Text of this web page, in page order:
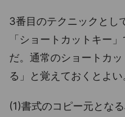
3番目のテクニックとし
「ショートカットキー
だ。通常のショートカ
る」と覚えておくとよい
(1)書式のコピー元とな